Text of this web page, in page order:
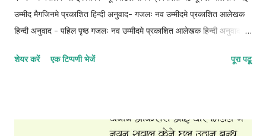
उम्मीद मैगजिनमे प्रकाशित हिन्दी अनुवाद- गजलः नव उम्मीदमे प्रकाशित आलेखक
हिन्दी अनुवाद - पहिल पृष्ठ गजलः नव उम्मीदमे प्रकाशित आलेखक हिन्दी अनुवाद -
शेयर करें एक टिप्पणी भेजें पूरा पढू